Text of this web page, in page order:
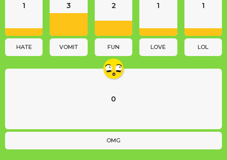
o
1
HATE
3
VOMIT
2
FUN
1
LOVE
1
LOL
0
OMG